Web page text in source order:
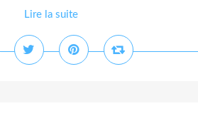
Lire la suite